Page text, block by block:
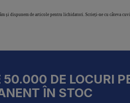
și dispunem de articole pentru lichidatori. Scrieți-ne cu câteva
50.000 DE LOCURI
ÎN STOC